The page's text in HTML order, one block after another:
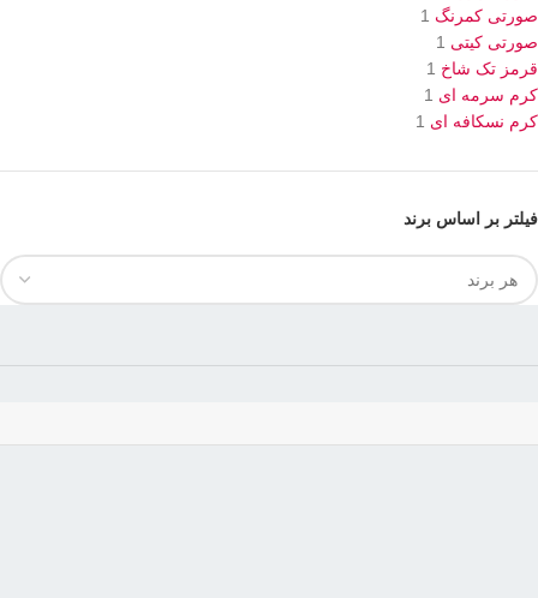
صورتی کمرنگ 1
صورتی کیتی 1
قرمز تک شاخ 1
کرم سرمه ای 1
کرم نسکافه ای 1
فیلتر بر اساس برند